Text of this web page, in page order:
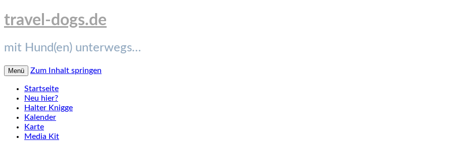
travel-dogs.de
mit Hund(en) unterwegs…
Menü Zum Inhalt springen
Startseite
Neu hier?
Halter Knigge
Kalender
Karte
Media Kit